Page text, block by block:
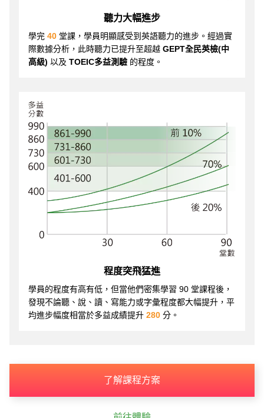
聽力大幅進步
學完 40 堂課，學員明顯感受到英語聽力的進步。經過實
際數據分析，此時聽力已提升至超越 GEPT全民英檢(中
高級) 以及 TOEIC多益測驗 的程度。
程度突飛猛進
學員的程度有高有低，但當他們密集學習 90 堂課程後，
發現不論聽、說、讀、寫能力或字彙程度都大幅提升，平
均進步幅度相當於多益成績提升 280 分。
了解課程方案